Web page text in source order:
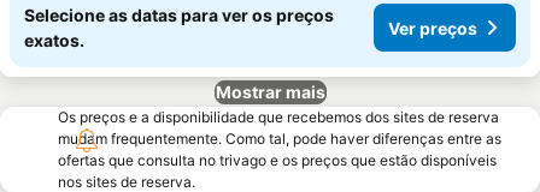
Selecione as datas para ver os preços
exatos.
Ver preços
Mostrar mais
Os preços e a disponibilidade que recebemos dos sites de reserva
mudam frequentemente. Como tal, pode haver diferenças entre as
ofertas que consulta no trivago e os preços que estão disponíveis
nos sites de reserva.